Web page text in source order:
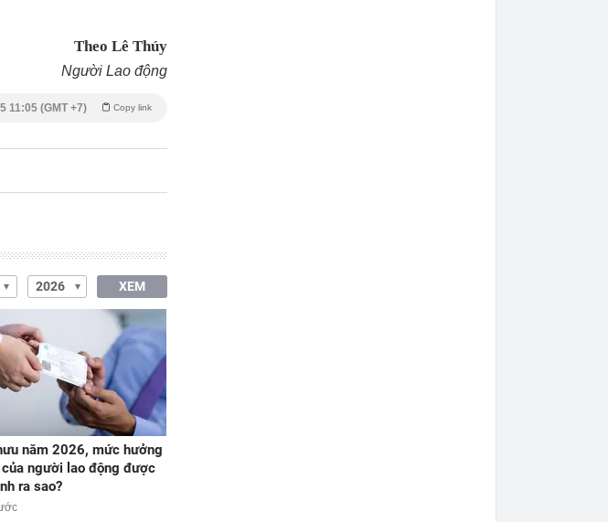
Theo Lê Thúy
Người Lao động
Copy link
11:05 (GMT +7)
XEM
năm 2026, mức hưởng
của người lao động được
ra sao?